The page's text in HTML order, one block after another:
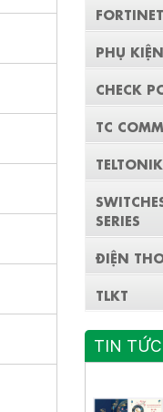
FORTINET
PHỤ KIỆN
CHECK
TC
SERIES
ĐIỆN
TLKT
TIN TỨC